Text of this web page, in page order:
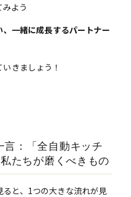
よう
一緒に成長するパートナー
きましょう！
言：「全自動キッチ
たちが磨くべきもの
と、1つの大きな流れが見